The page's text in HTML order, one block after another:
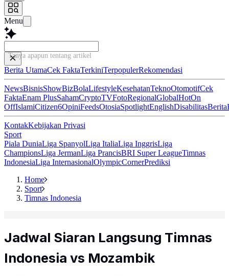
Menu
Tanya apapun tentang artikel ini...
Berita UtamaCek FaktaTerkiniTerpopulerRekomendasi
NewsBisnisShowBizBolaLifestyleKesehatanTeknoOtomotifCek
FaktaEnam PlusSahamCryptoTVFotoRegionalGlobalHotOn
OffIslamiCitizen6OpiniFeedsOtosiaSpotlightEnglishDisabilitasBerita
KontakKebijakan Privasi
Sport
Piala DuniaLiga SpanyolLiga ItaliaLiga InggrisLiga
ChampionsLiga JermanLiga PrancisBRI Super LeagueTimnas
IndonesiaLiga InternasionalOlympicCornerPrediksi
Home
Sport
Timnas Indonesia
Jadwal Siaran Langsung Timnas
Indonesia vs Mozambik